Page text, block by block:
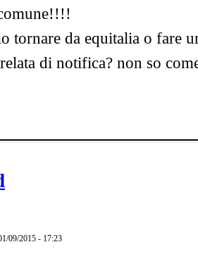
tornare da equitalia o fare
di notifica? non so
09/2015 - 17:23